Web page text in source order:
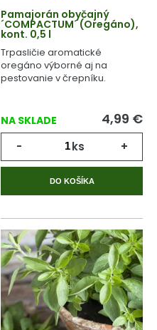
Pamajorán obyčajný
´COMPACTUM´ (Oregáno),
kont. 0,5 l
Trpasličie aromatické
oregáno výborné aj na
pestovanie v črepníku.
NA SKLADE 4,99 €
- ks +
DO KOŠÍKA